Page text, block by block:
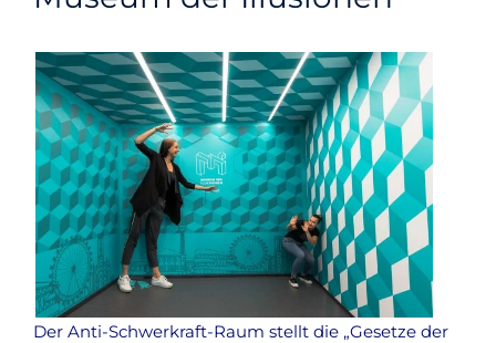
Der Anti-Schwerkraft-Raum stellt die „Gesetze der